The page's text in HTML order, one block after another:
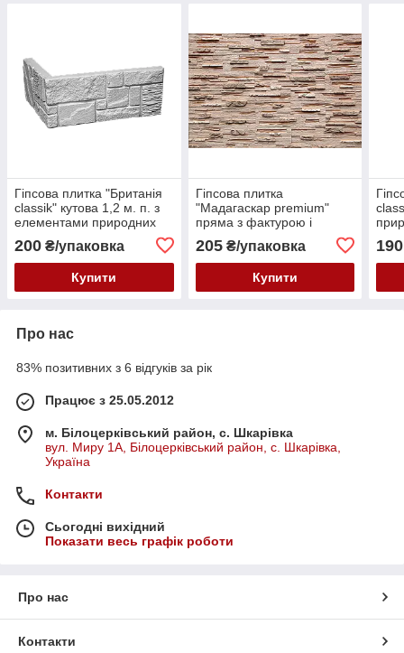
Гіпсова плитка "Британія
classik" кутова 1,2 м. п. з
елементами природних
200 ₴/упаковка
Купити
Гіпсова плитка
"Мадагаскар premium"
пряма з фактурою і
забарвленням природного
каменю
205₴/упаковка
Купити
190
Про нас
83% позитивних з 6 відгуків за рік
Працює з 25.05.2012
м. Білоцерківський район, с. Шкарівка
вул. Миру 1А, Білоцерківський район, с. Шкарівка,
Україна
Контакти
Сьогодні вихідний
Показати весь графік роботи
Про нас
Контакти